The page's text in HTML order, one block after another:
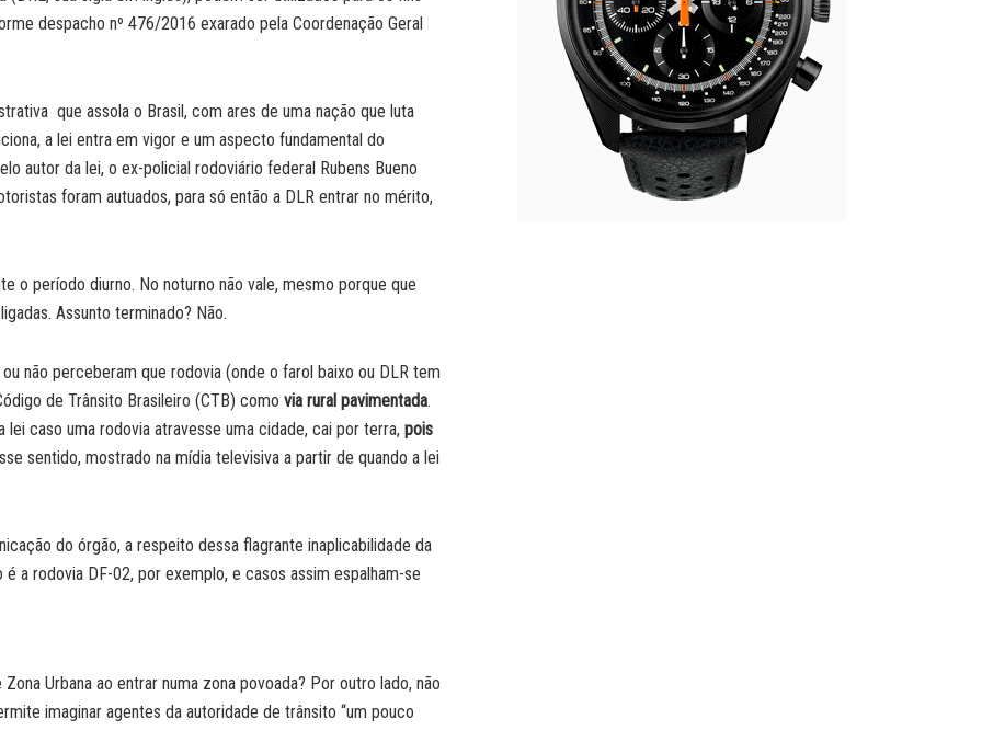
despacho nº 476/2016 exarado pela Coordenação Geral
que assola o Brasil, com ares de uma nação que luta
a lei entra em vigor e um aspecto fundamental do
autor da lei, o ex-policial rodoviário federal Rubens Bueno
foram autuados, para só então a DLR entrar no mérito,
o período diurno. No noturno não vale, mesmo porque que
Assunto terminado? Não.
não perceberam que rodovia (onde o farol baixo ou DLR tem
de Trânsito Brasileiro (CTB) como via rural pavimentada.
caso uma rodovia atravesse uma cidade, cai por terra, pois
sentido, mostrado na mídia televisiva a partir de quando a lei
do órgão, a respeito dessa flagrante inaplicabilidade da
a rodovia DF-02, por exemplo, e casos assim espalham-se
Urbana ao entrar numa zona povoada? Por outro lado, não
imaginar agentes da autoridade de trânsito “um pouco